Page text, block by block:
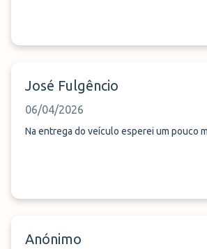
José Fulgêncio
06/04/2026
Na entrega do veículo esperei um pouco
Anónimo